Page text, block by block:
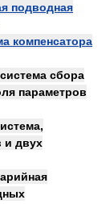
подводная
компенсатора
сбора
параметров
и двух